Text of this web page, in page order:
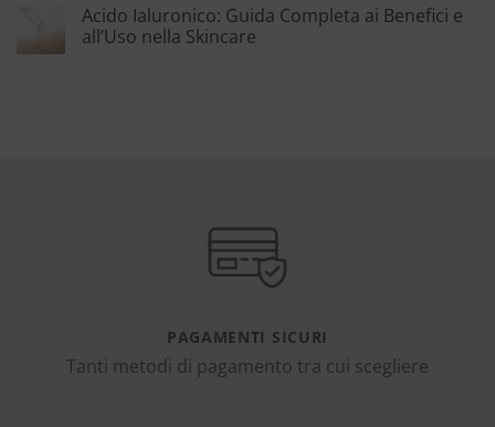
Acido Ialuronico: Guida Completa ai Benefici e
all’Uso nella Skincare
PAGAMENTI SICURI
Tanti metodi di pagamento tra cui scegliere